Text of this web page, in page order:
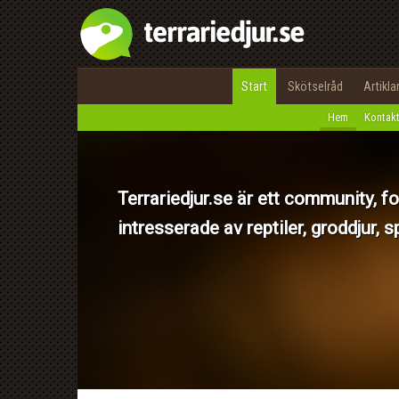
Start Skötselråd Artiklar
Hem Kontakt
Terrariedjur.se är ett community,
intresserade av reptiler, groddjur,